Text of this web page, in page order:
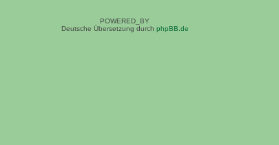
POWERED_BY
Deutsche Übersetzung durch phpBB.de